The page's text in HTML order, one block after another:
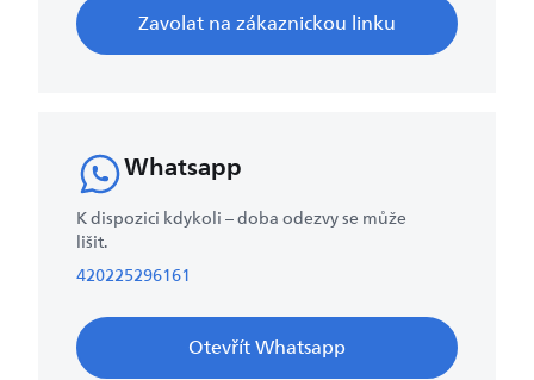
Zavolat na zákaznickou linku
Whatsapp
K dispozici kdykoli – doba odezvy se může
lišit.
420225296161
Otevřít Whatsapp